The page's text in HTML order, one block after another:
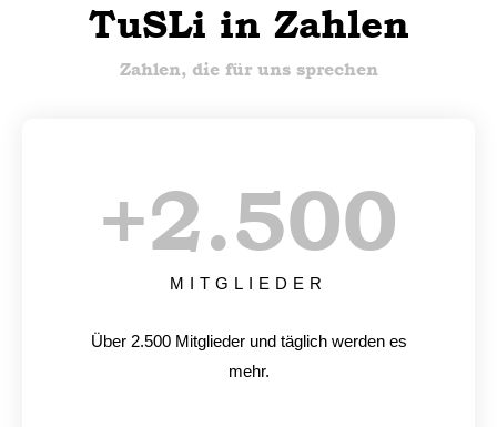
TuSLi in Zahlen
Zahlen, die für uns sprechen
MITGLIEDER
+2.500
Über 2.500 Mitglieder und täglich werden es
mehr.